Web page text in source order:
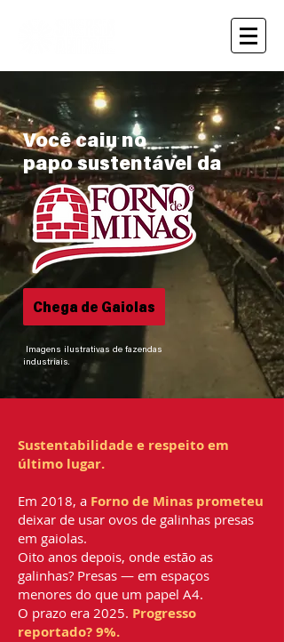
Você caiu no
papo sustentável da
Chega de Gaiolas
Imagens ilustrativas de fazendas
industriais.
​Sustentabilidade e respeito em
último lugar.
Em 2018, a Forno de Minas prometeu
deixar de usar ovos de galinhas presas
em gaiolas.
Oito anos depois, onde estão as
galinhas? Presas — em espaços
menores do que um papel A4.
O prazo era 2025. Progresso
reportado? 9%.